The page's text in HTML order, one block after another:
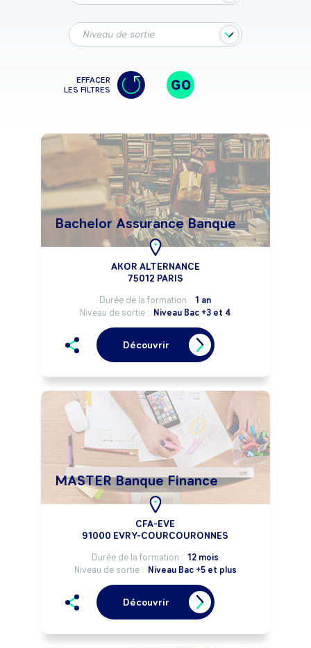
EFFACER
LES FILTRES
Niveau de sortie
GO
Bachelor Assurance Banque
AKOR ALTERNANCE
75012 PARIS
Durée de la formation : 1 an
Niveau de sortie : Niveau Bac +3 et 4
Découvrir
MASTER Banque Finance
CFA-EVE
91000 EVRY-COURCOURONNES
Durée de la formation : 12 mois
Niveau de sortie : Niveau Bac +5 et plus
Découvrir